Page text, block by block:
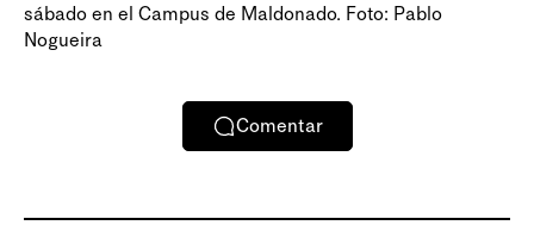
sábado en el Campus de Maldonado. Foto: Pablo
Nogueira
Comentar